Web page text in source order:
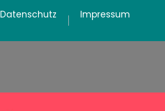
Datenschutz Impressum